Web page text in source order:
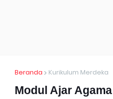
Beranda Kurikulum Merdeka
Modul Ajar